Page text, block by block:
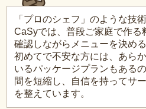
「プロのシェフ」のような技
CaSyでは、普段ご家庭で作る
確認しながらメニューを決める
初めてで不安な方には、あら
いるパッケージプランもある
間を短縮し、自信を持ってサ
を整えています。